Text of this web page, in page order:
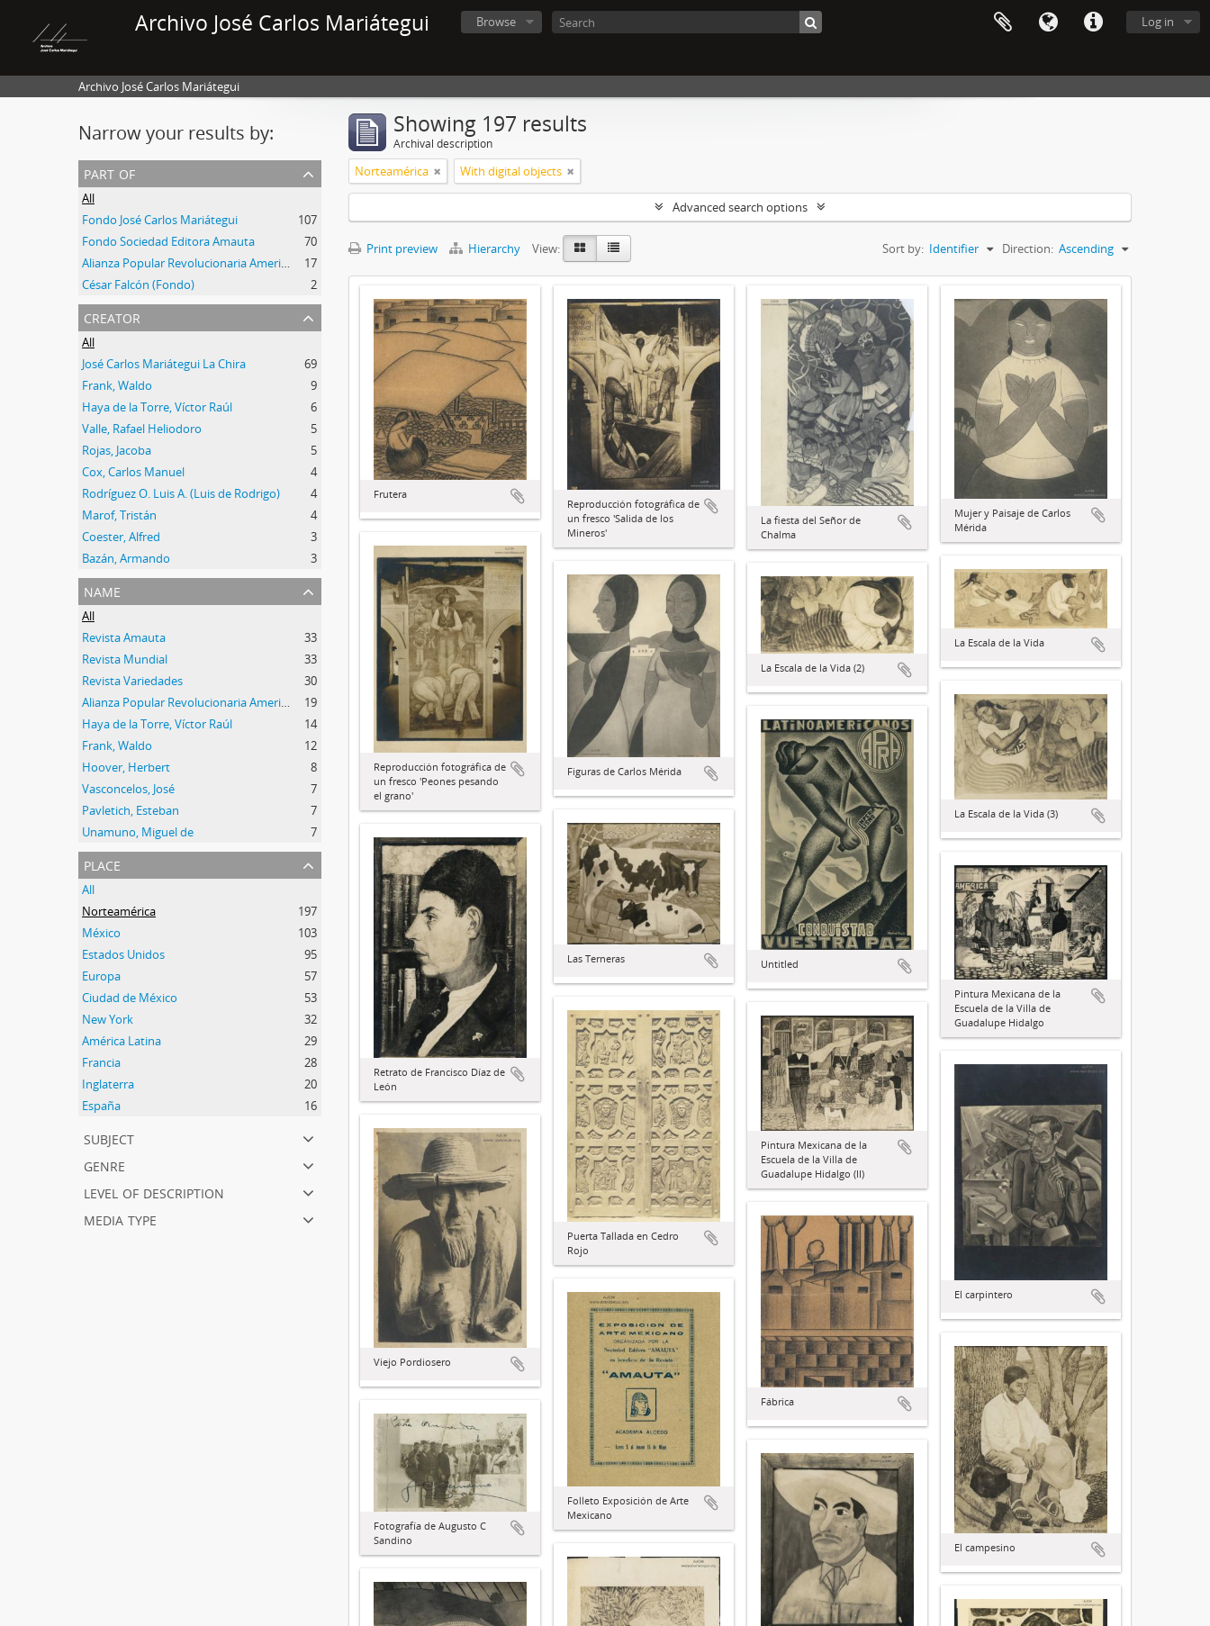
Archivo José Carlos Mariátegui Log in
Browse
Archivo José Carlos Mariátegui
Narrow your results by:
part of
All
Fondo José Carlos Mariátegui
107
Fondo Sociedad Editora Amauta
70
Alianza Popular Revolucionaria Americana-APRA (Colección)
17
César Falcón (Fondo)
2
creator
All
José Carlos Mariátegui La Chira
69
Frank, Waldo
9
Haya de la Torre, Víctor Raúl
6
Valle, Rafael Heliodoro
5
Rojas, Jacoba
5
Cox, Carlos Manuel
4
Rodríguez O. Luis A. (Luis de Rodrigo)
4
Marof, Tristán
4
Coester, Alfred
3
Bazán, Armando
3
name
All
Revista Amauta
33
Revista Mundial
33
Revista Variedades
30
Alianza Popular Revolucionaria Americana (APRA)
19
Haya de la Torre, Víctor Raúl
14
Frank, Waldo
12
Hoover, Herbert
8
Vasconcelos, José
7
Pavletich, Esteban
7
Unamuno, Miguel de
7
place
All
Norteamérica
197
México
103
Estados Unidos
95
Europa
57
Ciudad de México
53
New York
32
América Latina
29
Francia
28
Inglaterra
20
España
16
subject
genre
level of description
media type
Showing 197 results
Archival description
Norteamérica With digital objects
Advanced search options
Print preview Hierarchy View: Sort by: Identifier Direction: Ascending
Frutera
Reproducción fotográfica de
un fresco 'Salida de los
Mineros'
La fiesta del Señor de
Chalma
Mujer y Paisaje de Carlos
Mérida
Reproducción fotográfica de
un fresco 'Peones pesando
el grano'
La Escala de la Vida
Figuras de Carlos Mérida
La Escala de la Vida (2)
La Escala de la Vida (3)
Untitled
Las Terneras
Retrato de Francisco Díaz de
León
Pintura Mexicana de la
Escuela de la Villa de
Guadalupe Hidalgo
Puerta Tallada en Cedro
Rojo
Pintura Mexicana de la
Escuela de la Villa de
Guadalupe Hidalgo (II)
El carpintero
Viejo Pordiosero
Fábrica
Folleto Exposición de Arte
Mexicano
El campesino
Fotografía de Augusto C
Sandino